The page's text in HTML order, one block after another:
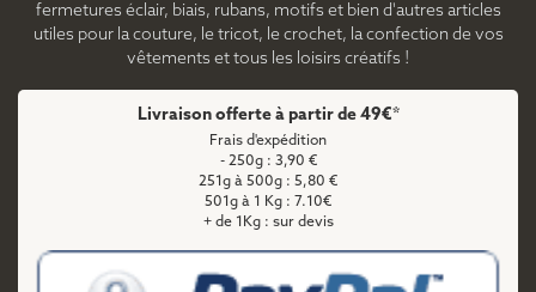
fermetures éclair, biais, rubans, motifs et bien d'autres articles
utiles pour la couture, le tricot, le crochet, la confection de vos
vêtements et tous les loisirs créatifs !
Livraison offerte à partir de 49€*
Frais d'expédition
- 250g : 3,90 €
251g à 500g : 5,80 €
501g à 1 Kg : 7.10€
+ de 1Kg : sur devis